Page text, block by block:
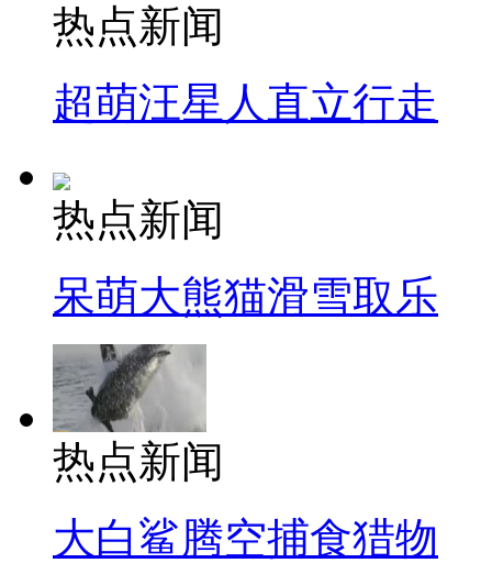
热点新闻
超萌汪星人直立行走
热点新闻
呆萌大熊猫滑雪取乐
热点新闻
大白鲨腾空捕食猎物